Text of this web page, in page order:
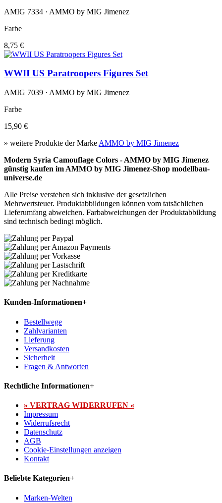
AMIG 7334 · AMMO by MIG Jimenez
Farbe
8,75 €
WWII US Paratroopers Figures Set
AMIG 7039 · AMMO by MIG Jimenez
Farbe
15,90 €
» weitere Produkte der Marke AMMO by MIG Jimenez
Modern Syria Camouflage Colors - AMMO by MIG Jimenez
günstig kaufen im AMMO by MIG Jimenez-Shop modellbau-
universe.de
Alle Preise verstehen sich inklusive der gesetzlichen
Mehrwertsteuer. Produktabbildungen können vom tatsächlichen
Lieferumfang abweichen. Farbabweichungen der Produktabbildung
sind technisch bedingt möglich.
Kunden-Informationen+
Bestellwege
Zahlvarianten
Lieferung
Versandkosten
Sicherheit
Fragen & Antworten
Rechtliche Informationen+
» VERTRAG WIDERRUFEN «
Impressum
Widerrufsrecht
Datenschutz
AGB
Cookie-Einstellungen anzeigen
Kontakt
Beliebte Kategorien+
Marken-Welten